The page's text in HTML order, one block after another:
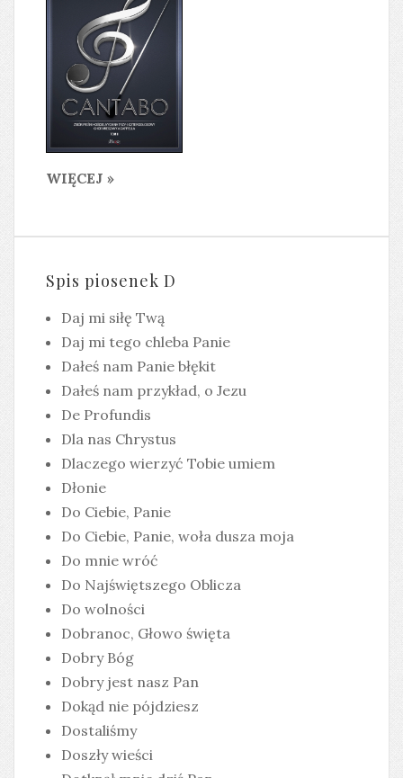
WIĘCEJ »
Spis piosenek D
Daj mi siłę Twą
Daj mi tego chleba Panie
Dałeś nam Panie błękit
Dałeś nam przykład, o Jezu
De Profundis
Dla nas Chrystus
Dlaczego wierzyć Tobie umiem
Dłonie
Do Ciebie, Panie
Do Ciebie, Panie, woła dusza moja
Do mnie wróć
Do Najświętszego Oblicza
Do wolności
Dobranoc, Głowo święta
Dobry Bóg
Dobry jest nasz Pan
Dokąd nie pójdziesz
Dostaliśmy
Doszły wieści